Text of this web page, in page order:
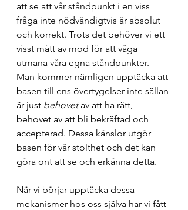
att se att vår ståndpunkt i en viss
fråga inte nödvändigtvis är absolut
och korrekt. Trots det behöver vi ett
visst mått av mod för att våga
utmana våra egna ståndpunkter.
Man kommer nämligen upptäcka att
basen till ens övertygelser inte sällan
är just behovet av att ha rätt,
behovet av att bli bekräftad och
accepterad. Dessa känslor utgör
basen för vår stolthet och det kan
göra ont att se och erkänna detta.
När vi börjar upptäcka dessa
mekanismer hos oss själva har vi fått